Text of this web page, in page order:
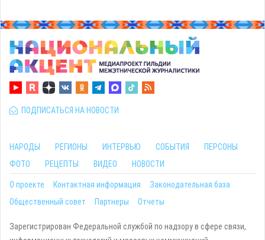
ПОДПИСАТЬСЯ НА НОВОСТИ
НАРОДЫ РЕГИОНЫ ИНТЕРВЬЮ СОБЫТИЯ
ПЕРСОНЫ
ФОТО
РЕЦЕПТЫ ВИДЕО НОВОСТИ
О проекте Контактная информация
Законодательная база
Общественный совет
Партнеры Отчеты
Зарегистрирован Федеральной службой по надзору в сфере связи,